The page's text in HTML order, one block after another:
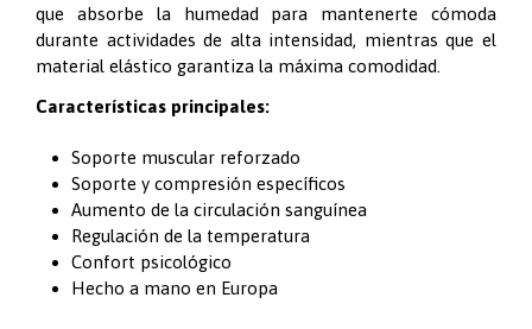
que absorbe la humedad para mantenerte cómoda
durante actividades de alta intensidad, mientras que el
material elástico garantiza la máxima comodidad.
Características principales:
Soporte muscular reforzado
Soporte y compresión específicos
Aumento de la circulación sanguínea
Regulación de la temperatura
Confort psicológico
Hecho a mano en Europa